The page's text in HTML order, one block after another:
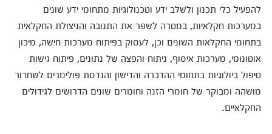
להפעיל כלי תכנון ולשלב ידע וטכנולוגיות מתחומי ידע שונים
במערכות חקלאיות, במטרה לשפר את התנובה והניצולת החקלאית
בתחומי החקלאות השונים וכן, לעסוק בפיתוח מערכות חישה, מיכון
אוטונומי, מערכות איסוף, ניתוח והפצה של נתונים, פיתוח גישות
טיפול ביולוגיות בתחומי ההדברה והדישון והנדסת פולימרים לשחרור
מושהה ומבוקר של חומרי הזנה וחומרים שונים הדרושים לגידולים
החקלאיים.